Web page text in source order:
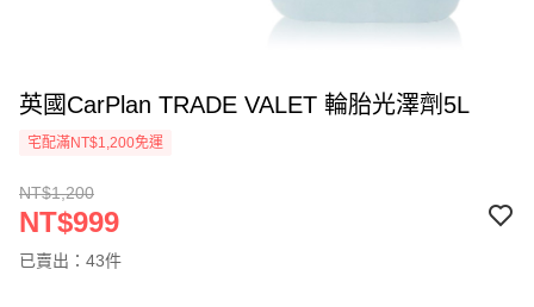
英國CarPlan TRADE VALET 輪胎光澤劑5L
宅配滿NT$1,200免運
NT$1,200
NT$999
已賣出：43件